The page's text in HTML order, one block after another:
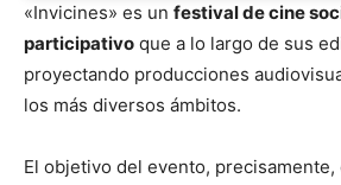
«Invicines» es un festival de cine
participativo que a lo largo de sus
proyectando producciones
los más diversos ámbitos.
El objetivo del evento,